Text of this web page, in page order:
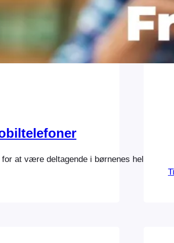
for at være deltagende i børnenes hele liv.